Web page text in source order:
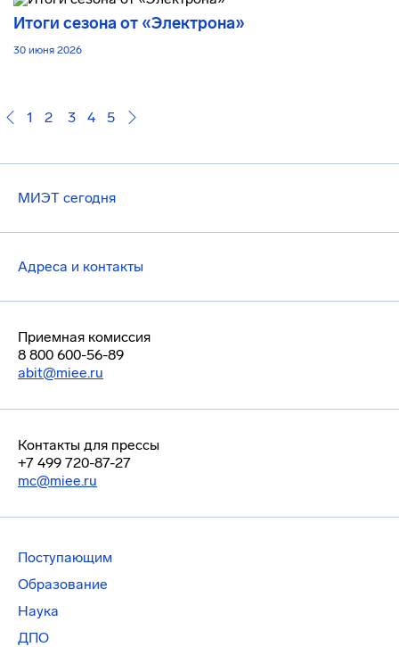
Итоги сезона от «Электрона»
30 июня 2026
1 2 3 4 5
МИЭТ сегодня
Адреса и контакты
Приемная комиссия
8 800 600-56-89
abit@miee.ru
Контакты для прессы
+7 499 720-87-27
mc@miee.ru
Поступающим
Образование
Наука
ДПО